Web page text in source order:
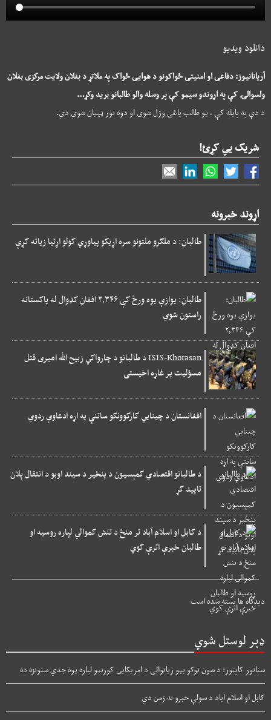
دانلود ویدیو
آریانانیوز: دفاعی او امنیتی ځواکونو د هوایی ځواک په ملاتړ د بغلان ولایت مرکزی بغلان
ولسوالۍ کې په اړوندو سیمو کې پر وسله والو طالبانو برید وکړ…
د دې په پایله کې ، یو طالب یاغی وژل شوی او دوه نور ټپیان شوي دي.
شریک یي کړئ!
اړوند خبرونه
طالبان: د ملګرو ملتونو سره اړیکو پیاوړي کولو اړتیا زیاته کړې
طالبان: یوازې یوه ورځ کې ۲,۳۴۶ افغان کډوال له پاکستانه
راستون شوي
ISIS-Khorasan د طالبانو د چارواکي زبیح الله امیری قتل
مسؤلیت پر غاړه اخیستی
افغانستان د چینایي کارکوونکو ساتنې په اړه ادعاوې ردوي
د طالبانو اقتصادي کمېسیون د پنځیر د سیند اوبو د انتقال پلان
تایید کړ
د کابل او اسلام آباد تر منځ د تنش کموالي لپاره روسیه او
طالبان خبرې اترې کوي
دیدگاه ها بسته شده است
ډېر لوستل شوي
سناتور کاپتور: د سون توکو بیو زیاتوالی د امریکایي کورنیو لپاره یوه جدي ستونزه ده
کابل او اسلام اباد د سولې خبرو ته ژمن دي